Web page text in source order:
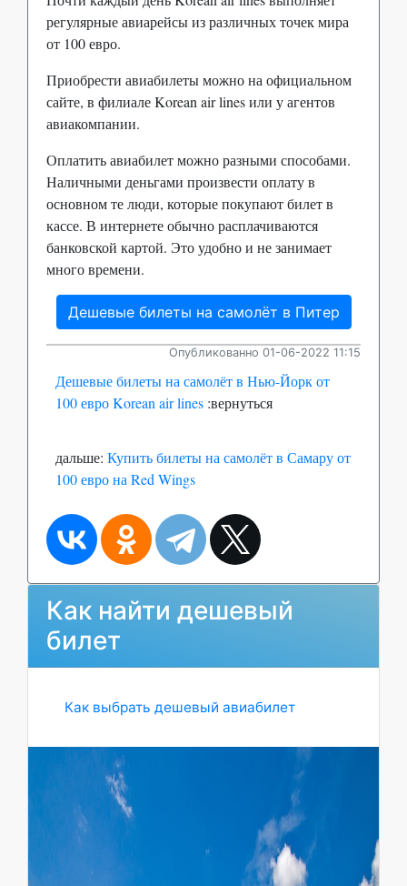
регулярные авиарейсы из различных точек мира
от 100 евро.
Приобрести авиабилеты можно на официальном
сайте, в филиале Korean air lines или у агентов
авиакомпании.
Оплатить авиабилет можно разными способами.
Наличными деньгами произвести оплату в
основном те люди, которые покупают билет в
кассе. В интернете обычно расплачиваются
банковской картой. Это удобно и не занимает
много времени.
Дешевые билеты на самолёт в Питер
Опубликованно 01-06-2022 11:15
Дешевые билеты на самолёт в Нью-Йорк от
100 евро Korean air lines :вернуться
дальше: Купить билеты на самолёт в Самару от
100 евро на Red Wings
Как найти дешевый
билет
Как выбрать дешевый авиабилет